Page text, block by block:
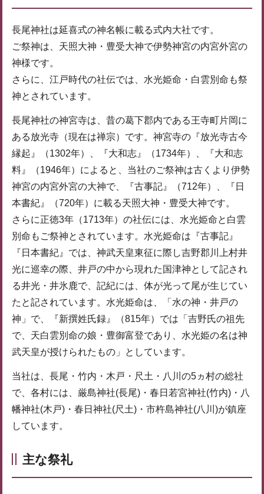
長尾神社は延喜式の神名帳に載る式内大社です。
ご祭神は、天照大神・豊受大神で伊勢神宮の内宮外宮の
神様です。
さらに、江戸時代の社伝では、水光姫命・白雲別命も祭
神とされています。
長尾神社の神宮寺は、昔の葛下郡内である王寺町片岡に
ある放光寺（現在は禅宗）です。神宮寺の『放光寺古今
縁起』（1302年）、『大和志』（1734年）、『大和志
料』（1946年）によると、当社のご祭神は古くより伊勢
神宮の内宮外宮の大神で、『古事記』（712年）、『日
本書紀』（720年）に載る天照大神・豊受大神です。
さらに正徳3年（1713年）の社伝には、水光姫命と白雲
別命もご祭神とされています。水光姫命は『古事記』
『日本書紀』では、神武天皇東征に際し吉野郡川上村井
光に巡幸の際、井戸の中から現れた国津神として記され
る井光・井氷鹿で、記紀には、体が光って尾が生じてい
たと記されています。水光姫命は、「水の神・井戸の
神」で、『新撰姓氏録』（815年）では「吉野氏の祖先
で、天白雲別命の娘・豊御富登であり、水光姫の名は神
武天皇が授けられたもの」としています。
当社は、長尾・竹内・木戸・尺土・八川の5ヵ村の総社
で、各村には、厳島神社(長尾)・春日若宮神社(竹内)・八
幡神社(木戸)・春日神社(尺土)・市杵島神社(八川)が鎮座
しています。
主な祭礼